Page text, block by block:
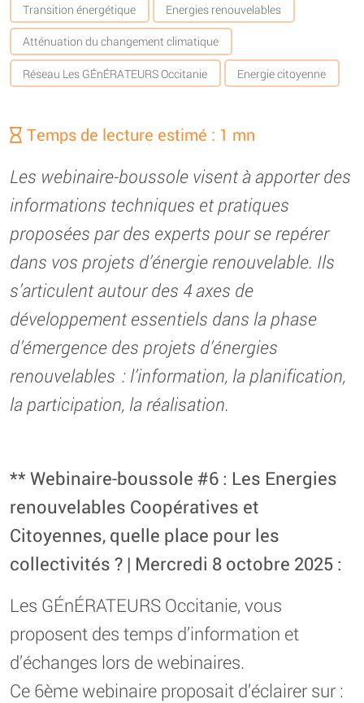
Transition énergétique Energies renouvelables
Atténuation du changement climatique
Réseau Les GÉnÉRATEURS Occitanie Energie citoyenne
Temps de lecture estimé : 1 mn
Les webinaire-boussole visent à apporter des
informations techniques et pratiques
proposées par des experts pour se repérer
dans vos projets d’énergie renouvelable. Ils
s’articulent autour des 4 axes de
développement essentiels dans la phase
d’émergence des projets d’énergies
renouvelables : l’information, la planification,
la participation, la réalisation.
** Webinaire-boussole #6 : Les Energies
renouvelables Coopératives et
Citoyennes, quelle place pour les
collectivités ? | Mercredi 8 octobre 2025 :
Les GÉnÉRATEURS Occitanie, vous
proposent des temps d’information et
d’échanges lors de webinaires.
Ce 6ème webinaire proposait d’éclairer sur :